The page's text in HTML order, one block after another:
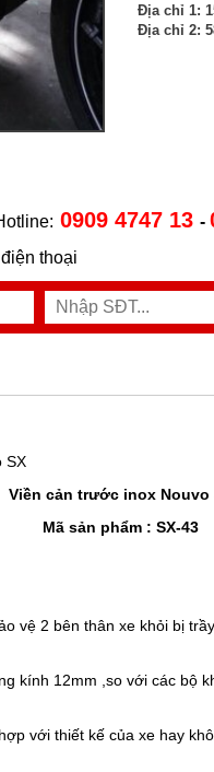
Địa chỉ 1:
Địa chỉ 2:
0909 4747 13 -
thoại
Viền cản trước inox Nouvo
Mã sản phẩm : SX-43
vệ 2 bên thân xe khỏi bị
kính 12mm ,so với các bộ
với thiết kế của xe hay